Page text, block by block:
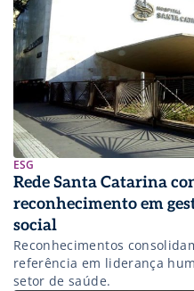
ESG
Rede Santa Catarina
reconhecimento em
social
Reconhecimentos
referência em liderança
setor de saúde.